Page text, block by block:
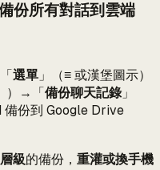
份所有對話到雲端
選單 」（≡ 或漢堡圖示）
）→「備份聊天記錄」
備份到 Google Drive
級的備份， 重灌或換手機